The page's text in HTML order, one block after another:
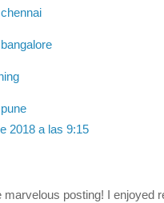
2018 a las 9:15
marvelous posting! I enjoyed